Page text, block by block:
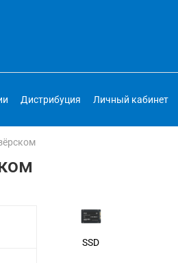
Дистрибуция Личный кабинет
SSD